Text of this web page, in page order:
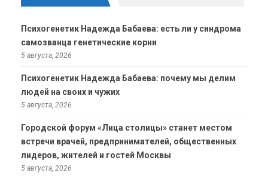
Психогенетик Надежда Бабаева: есть ли у синдрома
самозванца генетические корни
5 августа, 2026
Психогенетик Надежда Бабаева: почему мы делим
людей на своих и чужих
5 августа, 2026
Городской форум «Лица столицы» станет местом
встречи врачей, предпринимателей, общественных
лидеров, жителей и гостей Москвы
5 августа, 2026